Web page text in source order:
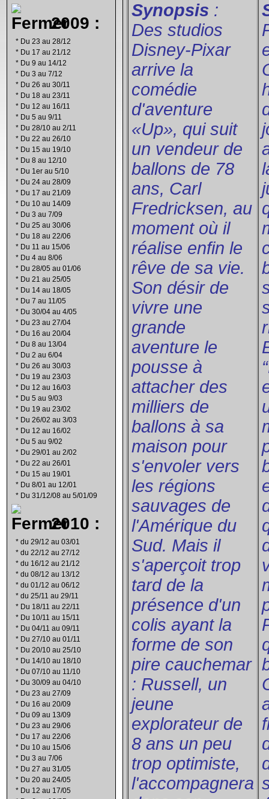
2009 :
* Du 23 au 28/12
* Du 17 au 21/12
* Du 9 au 14/12
* Du 3 au 7/12
* Du 26 au 30/11
* Du 18 au 23/11
* Du 12 au 16/11
* Du 5 au 9/11
* Du 28/10 au 2/11
* Du 22 au 26/10
* Du 15 au 19/10
* Du 8 au 12/10
* Du 1er au 5/10
* Du 24 au 28/09
* Du 17 au 21/09
* Du 10 au 14/09
* Du 3 au 7/09
* Du 25 au 30/06
* Du 18 au 22/06
* Du 11 au 15/06
* Du 4 au 8/06
* Du 28/05 au 01/06
* Du 21 au 25/05
* Du 14 au 18/05
* Du 7 au 11/05
* Du 30/04 au 4/05
* Du 23 au 27/04
* Du 16 au 20/04
* Du 8 au 13/04
* Du 2 au 6/04
* Du 26 au 30/03
* Du 19 au 23/03
* Du 12 au 16/03
* Du 5 au 9/03
* Du 19 au 23/02
* Du 26/02 au 3/03
* Du 12 au 16/02
* Du 5 au 9/02
* Du 29/01 au 2/02
* Du 22 au 26/01
* Du 15 au 19/01
* Du 8/01 au 12/01
* Du 31/12/08 au 5/01/09
2010 :
* du 29/12 au 03/01
* du 22/12 au 27/12
* du 16/12 au 21/12
* du 08/12 au 13/12
* du 01/12 au 06/12
* du 25/11 au 29/11
* Du 18/11 au 22/11
* Du 10/11 au 15/11
* Du 04/11 au 09/11
* Du 27/10 au 01/11
* Du 20/10 au 25/10
* Du 14/10 au 18/10
* Du 07/10 au 11/10
* Du 30/09 au 04/10
* Du 23 au 27/09
* Du 16 au 20/09
* Du 09 au 13/09
* Du 23 au 29/06
* Du 17 au 22/06
* Du 10 au 15/06
* Du 3 au 7/06
* Du 27 au 31/05
* Du 20 au 24/05
* Du 12 au 17/05
Synopsis :
Des studios
Disney-Pixar
arrive la
comédie
d'aventure
«Up», qui suit
un vendeur de
ballons de 78
ans, Carl
Fredricksen, au
moment où il
réalise enfin le
rêve de sa vie.
Son désir de
vivre une
grande
aventure le
pousse à
attacher des
milliers de
ballons à sa
maison pour
s'envoler vers
les régions
sauvages de
l'Amérique du
Sud. Mais il
s'aperçoit trop
tard de la
présence d'un
colis ayant la
forme de son
pire cauchemar
: Russell, un
jeune
explorateur de
8 ans un peu
trop optimiste,
l'accompagnera